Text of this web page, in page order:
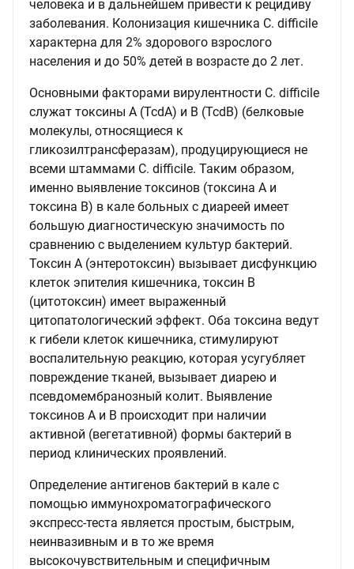
человека и в дальнейшем привести к рецидиву
заболевания. Колонизация кишечника C. difficile
характерна для 2% здорового взрослого
населения и до 50% детей в возрасте до 2 лет.
Основными факторами вирулентности C. difficile
служат токсины А (TcdA) и В (TcdB) (белковые
молекулы, относящиеся к
гликозилтрансферазам), продуцирующиеся не
всеми штаммами C. difficile. Таким образом,
именно выявление токсинов (токсина А и
токсина В) в кале больных с диареей имеет
большую диагностическую значимость по
сравнению с выделением культур бактерий.
Токсин А (энтеротоксин) вызывает дисфункцию
клеток эпителия кишечника, токсин В
(цитотоксин) имеет выраженный
цитопатологический эффект. Оба токсина ведут
к гибели клеток кишечника, стимулируют
воспалительную реакцию, которая усугубляет
повреждение тканей, вызывает диарею и
псевдомембранозный колит. Выявление
токсинов А и В происходит при наличии
активной (вегетативной) формы бактерий в
период клинических проявлений.
Определение антигенов бактерий в кале с
помощью иммунохроматографического
экспресс-теста является простым, быстрым,
неинвазивным и в то же время
высокочувствительным и специфичным